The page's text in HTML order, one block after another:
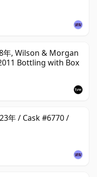
年, Wilson & Morgan
Bottling with Box
年 / Cask #6770 /